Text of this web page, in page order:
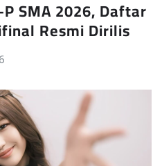
SMA 2026, Daftar
Resmi Dirilis